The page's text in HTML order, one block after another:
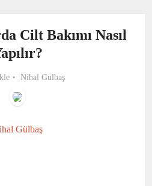
Cilt Bakımı Nasıl
Nihal Gülbaş
Gülbaş